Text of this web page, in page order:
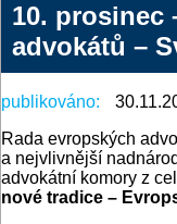
10. prosinec
advokátů –
publikováno:
Rada evropských
a nejvlivnější
advokátní komory z
nové tradice –